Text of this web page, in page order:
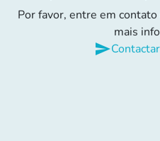
Por favor, entre em
mais
send